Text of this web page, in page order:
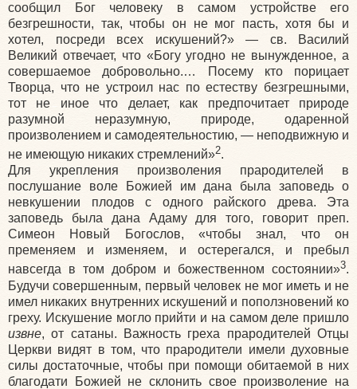
сообщил Бог человеку в самом устройстве его
безгрешности, так, чтобы он не мог пасть, хотя бы и
хотел, посреди всех искушений?» — св. Василий
Великий отвечает, что «Богу угодно не вынужденное, а
совершаемое добровольно.… Посему кто порицает
Творца, что не устроил нас по естеству безгрешными,
тот не иное что делает, как предпочитает природе
разумной неразумную, природе, одаренной
произволением и самодеятельностию, — неподвижную и
не имеющую никаких стремлений»2.
Для укрепления произволения прародителей в
послушание воле Божией им дана была заповедь о
невкушении плодов с одного райского древа. Эта
заповедь была дана Адаму для того, говорит преп.
Симеон Новый Богослов, «чтобы знал, что он
пременяем и изменяем, и остерегался, и пребыл
навсегда в том добром и божественном состоянии»3.
Будучи совершенным, первый человек не мог иметь и не
имел никаких внутренних искушений и поползновений ко
греху. Искушение могло прийти и на самом деле пришло
извне, от сатаны. Важность греха прародителей Отцы
Церкви видят в том, что прародители имели духовные
силы достаточные, чтобы при помощи обитаемой в них
благодати Божией не склонить свое произволение на